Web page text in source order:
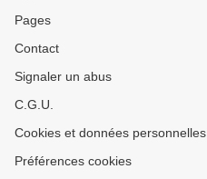
Pages
Contact
Signaler un abus
C.G.U.
Cookies et données personnelles
Préférences cookies